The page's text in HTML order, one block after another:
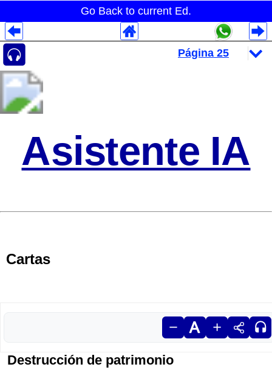
Go Back to current Ed.
Asistente IA
Cartas
Destrucción de patrimonio
Despliegues Analytics
Despliegues Totales
Despliegues por Rubros